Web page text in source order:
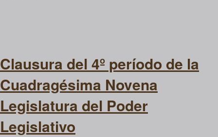
Clausura del 4º período de la
Cuadragésima Novena
Legislatura del Poder
Legislativo